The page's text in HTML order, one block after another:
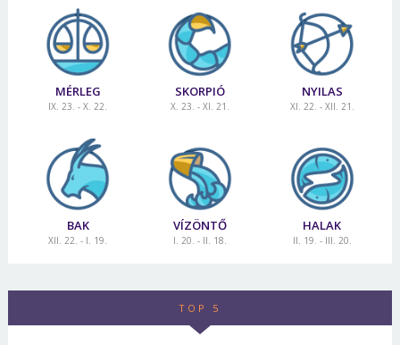
MÉRLEG
IX. 23. - X. 22.
SKORPIÓ
X. 23. - XI. 21.
NYILAS
XI. 22. - XII. 21.
BAK
XII. 22. - I. 19.
VÍZÖNTŐ
I. 20. - II. 18.
HALAK
II. 19. - III. 20.
TOP 5